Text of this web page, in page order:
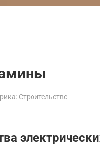
Строительство